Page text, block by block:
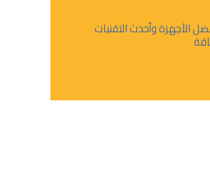
الأجهزة وأحدث التقنيات